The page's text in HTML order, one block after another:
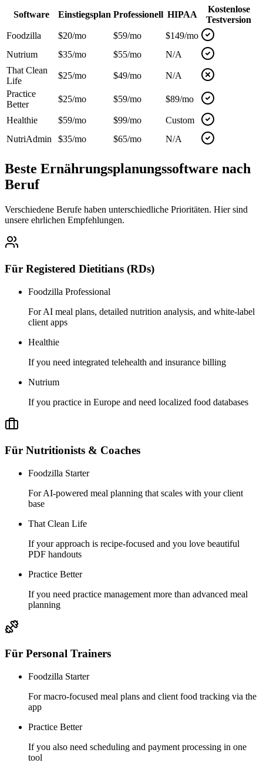
Software Einstiegsplan Professionell HIPAA
Kostenlose
Testversion
Foodzilla
$20/mo $59/mo
$149/mo
Nutrium
$35/mo $55/mo
N/A
That Clean
Life
$25/mo $49/mo
N/A
Practice
Better
$25/mo $59/mo $89/mo
Healthie $59/mo $99/mo
Custom
NutriAdmin
$35/mo $65/mo N/A
Beste Ernährungsplanungssoftware nach
Beruf
Verschiedene Berufe haben unterschiedliche Prioritäten. Hier sind
unsere ehrlichen Empfehlungen.
Für Registered Dietitians (RDs)
Foodzilla Professional
For AI meal plans, detailed nutrition analysis, and white-label
client apps
Healthie
If you need integrated telehealth and insurance billing
Nutrium
If you practice in Europe and need localized food databases
Für Nutritionists & Coaches
Foodzilla Starter
For AI-powered meal planning that scales with your client
base
That Clean Life
If your approach is recipe-focused and you love beautiful
PDF handouts
Practice Better
If you need practice management more than advanced meal
planning
Für Personal Trainers
Foodzilla Starter
For macro-focused meal plans and client food tracking via the
app
Practice Better
If you also need scheduling and payment processing in one
tool